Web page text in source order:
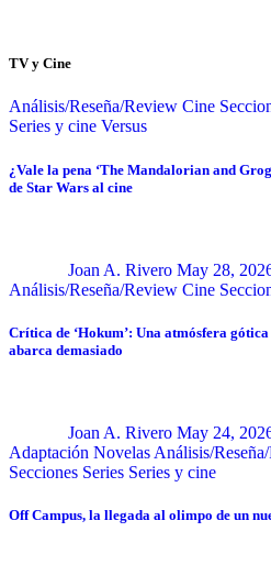
TV y Cine
Análisis/Reseña/Review Cine
Series y cine Versus
¿Vale la pena ‘The Mandalorian and
de Star Wars al cine
Joan A. Rivero May 28,
Análisis/Reseña/Review Cine
Crítica de ‘Hokum’: Una atmósfera
abarca demasiado
Joan A. Rivero May 24,
Adaptación Novelas Análisis/
Secciones Series Series y cine
Off Campus, la llegada al olimpo de un